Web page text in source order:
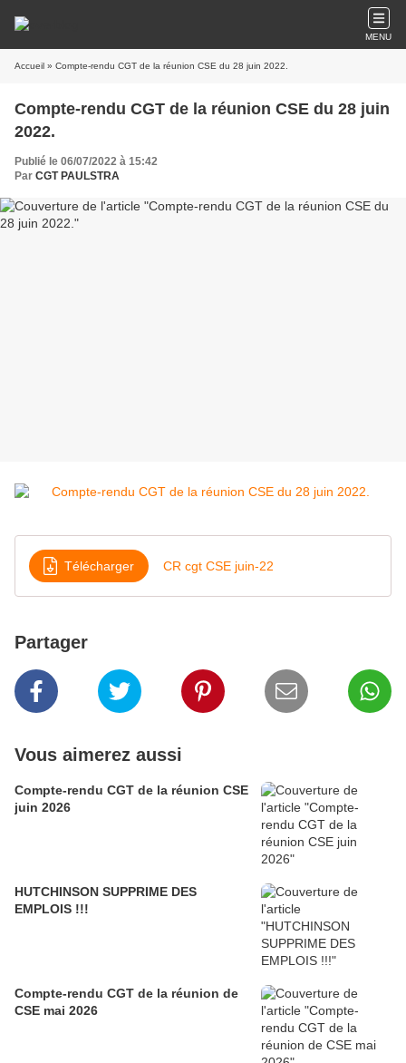
MENU
Accueil » Compte-rendu CGT de la réunion CSE du 28 juin 2022.
Compte-rendu CGT de la réunion CSE du 28 juin
2022.
Publié le 06/07/2022 à 15:42
Par CGT PAULSTRA
Télécharger CR cgt CSE juin-22
Partager
Vous aimerez aussi
Compte-rendu CGT de la réunion CSE
juin 2026
HUTCHINSON SUPPRIME DES
EMPLOIS !!!
Compte-rendu CGT de la réunion de
CSE mai 2026